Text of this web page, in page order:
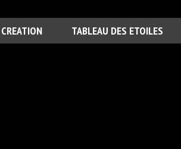
CREATION TABLEAU DES ETOILES